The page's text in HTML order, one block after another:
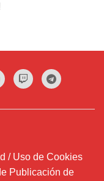
/ Uso de Cookies
Publicación de